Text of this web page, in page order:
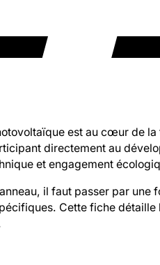
est au cœur de
directement au
et engagement
il faut passer par une
Cette fiche